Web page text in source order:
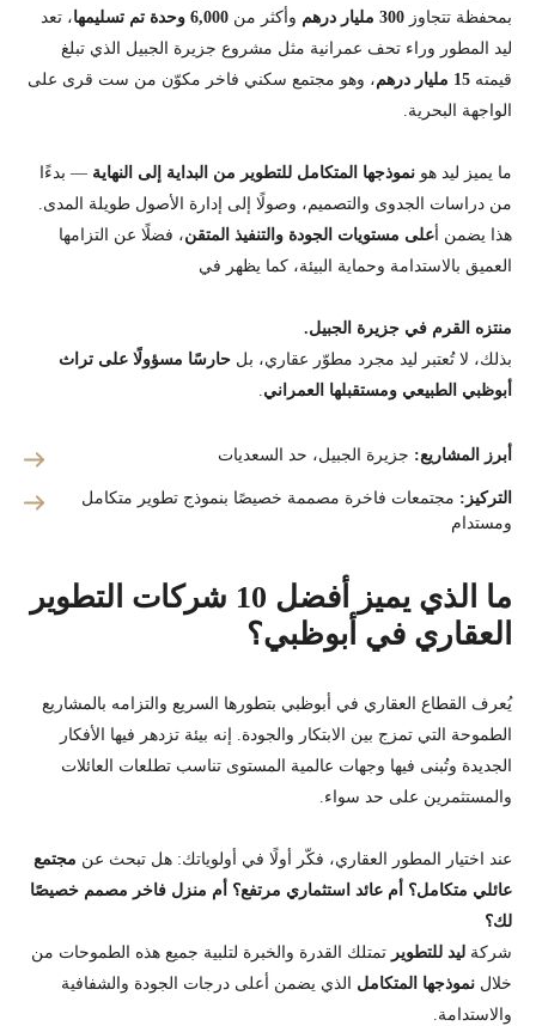
بمحفظة تتجاوز
وأكثر من
، تعد
ليد المطور وراء تحف عمرانية مثل مشروع جزيرة الجبيل الذي تبلغ
قيمته
، وهو مجتمع سكني فاخر مكوّن من ست قرى على
الواجهة البحرية.
ما يميز ليد هو نموذجها المتكامل للتطوير من البداية إلى النهاية — بدءًا
من دراسات الجدوى والتصميم، وصولًا إلى إدارة الأصول طويلة المدى.
هذا يضمن أ على مستويات الجودة والتنفيذ المتقن، فضلًا عن التزامها
العميق بالاستدامة وحماية البيئة، كما يظهر في
منتزه القرم في جزيرة الجبيل.
بذلك، لا تُعتبر ليد مجرد مطوّر عقاري، بل حارسًا مسؤولًا على تراث
أبوظبي الطبيعي ومستقبلها العمراني.
أبرز المشاريع: جزيرة الجبيل، حد السعديات
التركيز: مجتمعات فاخرة مصممة خصيصًا بنموذج تطوير متكامل
ومستدام
ما الذي يميز أفضل 10 شركات التطوير
العقاري في أبوظبي؟
يُعرف القطاع العقاري في أبوظبي بتطورها السريع والتزامه بالمشاريع
الطموحة التي تمزج بين الابتكار والجودة. إنه بيئة تزدهر فيها الأفكار
الجديدة وتُبنى فيها وجهات عالمية المستوى تناسب تطلعات العائلات
والمستثمرين على حد سواء.
عند اختيار المطور العقاري، فكّر أولًا في أولوياتك: هل تبحث عن مجتمع
عائلي متكامل؟ أم عائد استثماري مرتفع؟ أم منزل فاخر مصمم خصيصًا
لك؟
شركة ليد للتطوير تمتلك القدرة والخبرة لتلبية جميع هذه الطموحات من
خلال نموذجها المتكامل الذي يضمن أعلى درجات الجودة والشفافية
والاستدامة.